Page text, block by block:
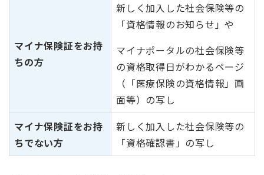
マイナ保険証をお持
ちの方
新しく加入した社会保険等の
「資格情報のお知らせ」や
マイナポータルの社会保険等
の資格取得日がわかるページ
（「医療保険の資格情報」画
面等）の写し
マイナ保険証をお持
ちでない方
新しく加入した社会保険等の
「資格確認書」の写し